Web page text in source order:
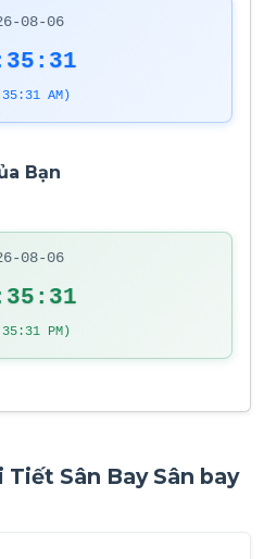
08-06
AM)
Bạn
08-06
PM)
Sân Bay Sân bay